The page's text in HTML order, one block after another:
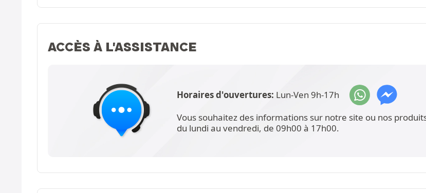
ACCÈS À L'ASSISTANCE
Horaires d'ouvertures: Lun-Ven 9h-17h
Vous souhaitez des informations sur notre site ou nos
du lundi au vendredi, de 09h00 à 17h00.